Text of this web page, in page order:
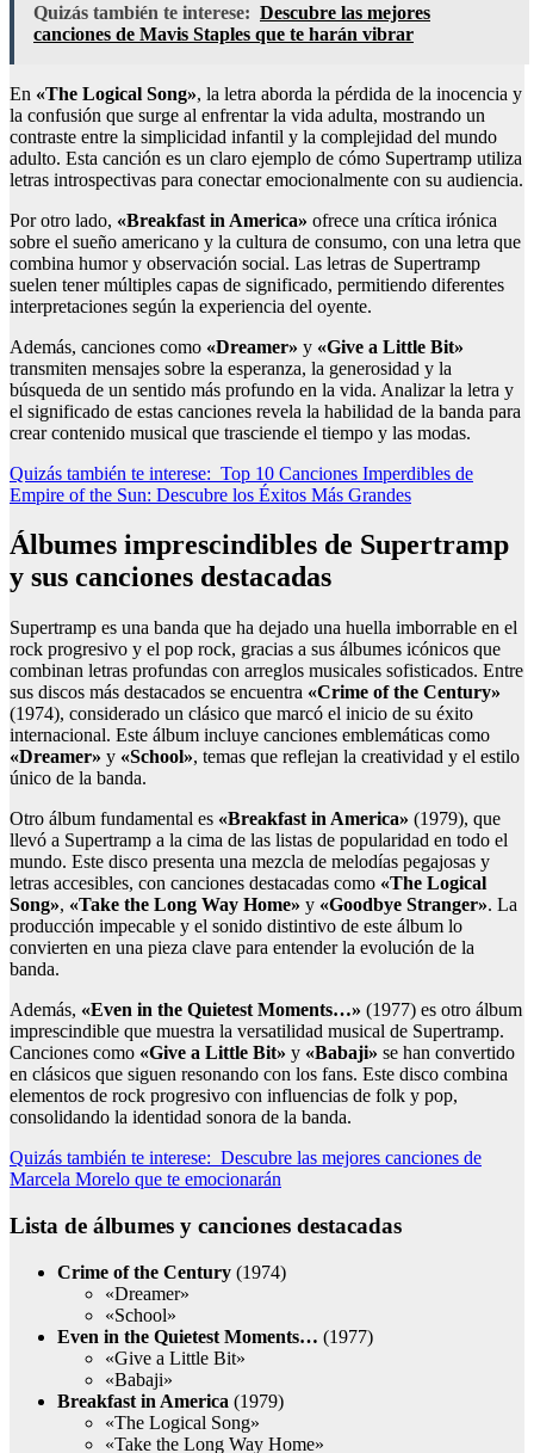
Quizás también te interese: Descubre las mejores
canciones de Mavis Staples que te harán vibrar
En «The Logical Song», la letra aborda la pérdida de la inocencia y
la confusión que surge al enfrentar la vida adulta, mostrando un
contraste entre la simplicidad infantil y la complejidad del mundo
adulto. Esta canción es un claro ejemplo de cómo Supertramp utiliza
letras introspectivas para conectar emocionalmente con su audiencia.
Por otro lado, «Breakfast in America» ofrece una crítica irónica
sobre el sueño americano y la cultura de consumo, con una letra que
combina humor y observación social. Las letras de Supertramp
suelen tener múltiples capas de significado, permitiendo diferentes
interpretaciones según la experiencia del oyente.
Además, canciones como «Dreamer» y «Give a Little Bit»
transmiten mensajes sobre la esperanza, la generosidad y la
búsqueda de un sentido más profundo en la vida. Analizar la letra y
el significado de estas canciones revela la habilidad de la banda para
crear contenido musical que trasciende el tiempo y las modas.
Quizás también te interese: Top 10 Canciones Imperdibles de
Empire of the Sun: Descubre los Éxitos Más Grandes
Álbumes imprescindibles de Supertramp
y sus canciones destacadas
Supertramp es una banda que ha dejado una huella imborrable en el
rock progresivo y el pop rock, gracias a sus álbumes icónicos que
combinan letras profundas con arreglos musicales sofisticados. Entre
sus discos más destacados se encuentra «Crime of the Century»
(1974), considerado un clásico que marcó el inicio de su éxito
internacional. Este álbum incluye canciones emblemáticas como
«Dreamer» y «School», temas que reflejan la creatividad y el estilo
único de la banda.
Otro álbum fundamental es «Breakfast in America» (1979), que
llevó a Supertramp a la cima de las listas de popularidad en todo el
mundo. Este disco presenta una mezcla de melodías pegajosas y
letras accesibles, con canciones destacadas como «The Logical
Song», «Take the Long Way Home» y «Goodbye Stranger». La
producción impecable y el sonido distintivo de este álbum lo
convierten en una pieza clave para entender la evolución de la
banda.
Además, «Even in the Quietest Moments…» (1977) es otro álbum
imprescindible que muestra la versatilidad musical de Supertramp.
Canciones como «Give a Little Bit» y «Babaji» se han convertido
en clásicos que siguen resonando con los fans. Este disco combina
elementos de rock progresivo con influencias de folk y pop,
consolidando la identidad sonora de la banda.
Quizás también te interese: Descubre las mejores canciones de
Marcela Morelo que te emocionarán
Lista de álbumes y canciones destacadas
Crime of the Century (1974)
«Dreamer»
«School»
Even in the Quietest Moments… (1977)
«Give a Little Bit»
«Babaji»
Breakfast in America (1979)
«The Logical Song»
«Take the Long Way Home»